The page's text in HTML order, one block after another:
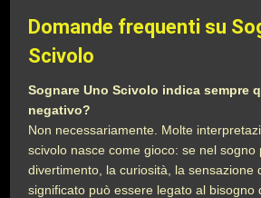
Domande frequenti su
Scivolo
Sognare Uno Scivolo indica sempre
negativo?
Non necessariamente. Molte
scivolo nasce come gioco: se nel sogno
divertimento, la curiosità, la sensazione
significato può essere legato al bisogno